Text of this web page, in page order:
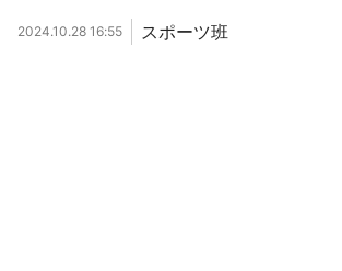
2024.10.28 16:55 スポーツ班